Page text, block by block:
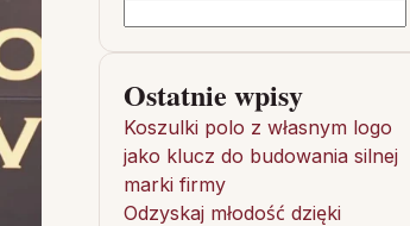
Ostatnie wpisy
Koszulki polo z własnym logo
jako klucz do budowania silnej
marki firmy
Odzyskaj młodość dzięki